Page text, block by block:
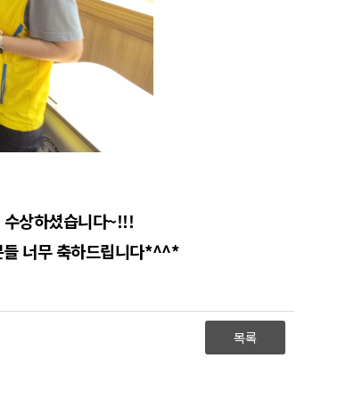
상하셨습니다~!!!
들 너무 축하드립니다*^^*
목록